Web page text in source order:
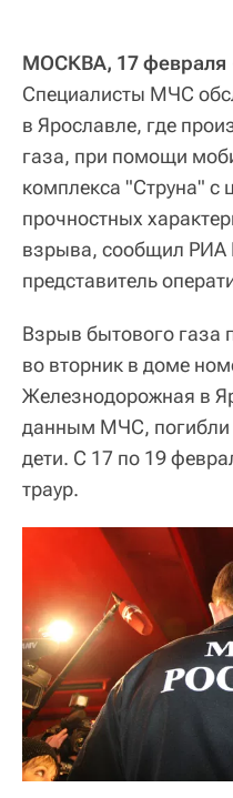
МОСКВА, 17
Специалисты МЧС
в Ярославле, где
газа, при помощи
комплекса "Струна" с
прочностных
взрыва, сообщил РИА
представитель
Взрыв бытового газа
во вторник в доме
Железнодорожная в
данным МЧС, погибли
дети. С 17 по 19
траур.